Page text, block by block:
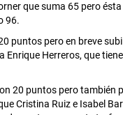
que suma 65 pero
96.
puntos pero en breve
Herreros, que
20 puntos pero también
Cristina Ruiz e Isabel